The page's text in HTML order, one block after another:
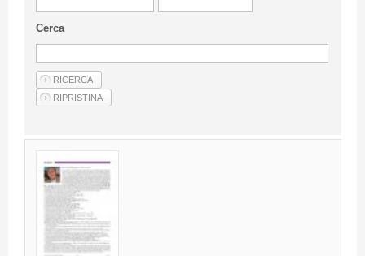
Privacy Policy
Articoli
Fornitori di prodotti e servizi
Cerca